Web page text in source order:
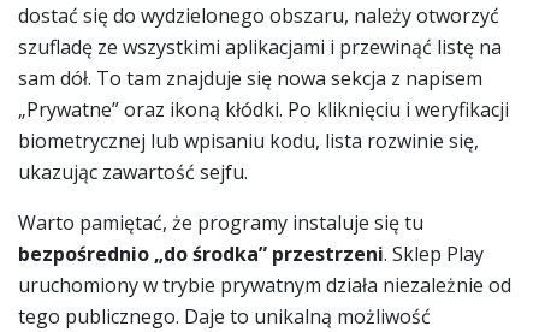
dostać się do wydzielonego obszaru, należy otworzyć
szufladę ze wszystkimi aplikacjami i przewinąć listę na
sam dół. To tam znajduje się nowa sekcja z napisem
„Prywatne” oraz ikoną kłódki. Po kliknięciu i weryfikacji
biometrycznej lub wpisaniu kodu, lista rozwinie się,
ukazując zawartość sejfu.
Warto pamiętać, że programy instaluje się tu
bezpośrednio „do środka” przestrzeni. Sklep Play
uruchomiony w trybie prywatnym działa niezależnie od
tego publicznego. Daje to unikalną możliwość